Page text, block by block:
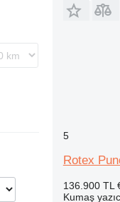
5
Rotex
136.900 TL
Kumaş